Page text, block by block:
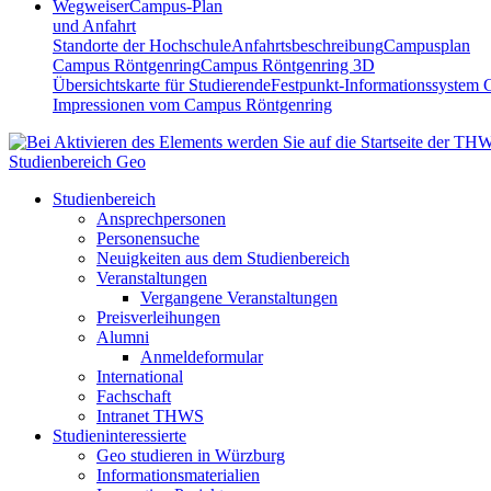
WegweiserCampus-Plan
und Anfahrt
Standorte der HochschuleAnfahrtsbeschreibungCampusplan
Campus RöntgenringCampus Röntgenring 3D
Übersichtskarte für StudierendeFestpunkt-Informationssystem
Impressionen vom Campus Röntgenring
Studienbereich Geo
Studienbereich
Ansprechpersonen
Personensuche
Neuigkeiten aus dem Studienbereich
Veranstaltungen
Vergangene Veranstaltungen
Preisverleihungen
Alumni
Anmeldeformular
International
Fachschaft
Intranet THWS
Studieninteressierte
Geo studieren in Würzburg
Informationsmaterialien